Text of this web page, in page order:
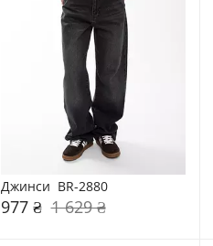
Джинси  BR-2880
977 ₴ 1 629 ₴